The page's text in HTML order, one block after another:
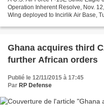
Operation Inherent Resolve, Nov.
Wing deployed to Incirlik Air Base,
Ghana acquires third
further African orders
Publié le 12/11/2015 à 17:45
Par RP Defense